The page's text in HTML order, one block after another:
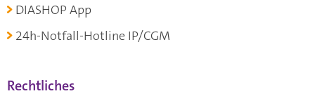
DIASHOP App
24h-Notfall-Hotline IP/CGM
Rechtliches